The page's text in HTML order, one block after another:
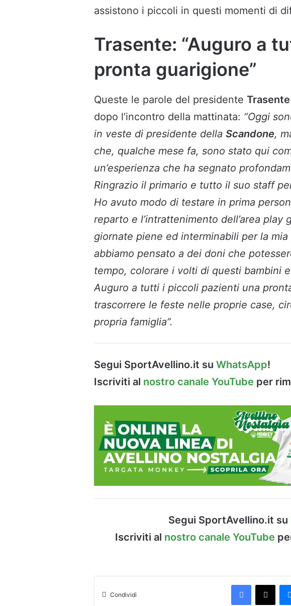
assistono i piccoli in questi momenti di
Trasente: “Auguro a
pronta guarigione”
Queste le parole del presidente Trasente
dopo l’incontro della mattinata: “Oggi
in veste di presidente della Scandone,
che, qualche mese fa, sono stato qui
un’esperienza che ha segnato
Ringrazio il primario e tutto il suo staff
Ho avuto modo di testare in prima
reparto e l’intrattenimento dell’area play
giornate piene ed interminabili per la
abbiamo pensato a dei doni che
tempo, colorare i volti di questi bambini
Auguro a tutti i piccoli pazienti una
trascorrere le feste nelle proprie case,
propria famiglia”.
Segui SportAvellino.it su WhatsApp!
Iscriviti al nostro canale YouTube per
Segui SportAvellino.it su
Iscriviti al nostro canale YouTube
Condividi
Facebook
X